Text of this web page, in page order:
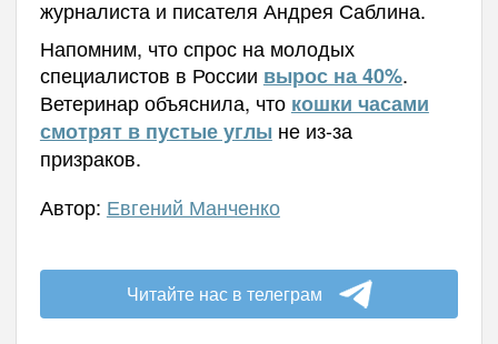
журналиста и писателя Андрея Саблина.
Напомним, что спрос на молодых
специалистов в России вырос на 40%.
Ветеринар объяснила, что кошки часами
смотрят в пустые углы не из-за
призраков.
Автор: Евгений Манченко
Читайте нас в телеграм